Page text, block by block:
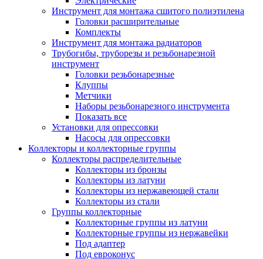
Инструмент для монтажа сшитого полиэтилена
Головки расширительные
Комплекты
Инструмент для монтажа радиаторов
Трубогибы, труборезы и резьбонарезной
инструмент
Головки резьбонарезные
Клуппы
Метчики
Наборы резьбонарезного инструмента
Показать все
Установки для опрессовки
Насосы для опрессовки
Коллекторы и коллекторные группы
Коллекторы распределительные
Коллекторы из бронзы
Коллекторы из латуни
Коллекторы из нержавеющей стали
Коллекторы из стали
Группы коллекторные
Коллекторные группы из латуни
Коллекторные группы из нержавейки
Под адаптер
Под евроконус